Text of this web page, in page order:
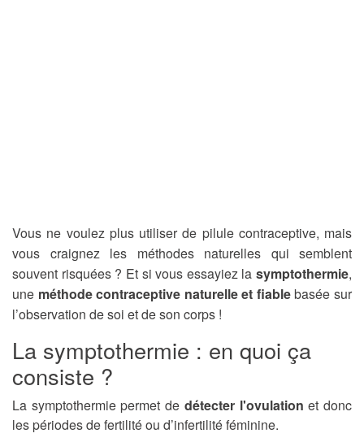
Vous ne voulez plus utiliser de pilule contraceptive, mais
vous craignez les méthodes naturelles qui semblent
souvent risquées ? Et si vous essayiez la symptothermie,
une méthode contraceptive naturelle et fiablebasée sur
l’observation de soi et de son corps !
La symptothermie : en quoi ça
consiste ?
La symptothermie permet de détecter l'ovulation et donc
les périodes de fertilité ou d’infertilité féminine.